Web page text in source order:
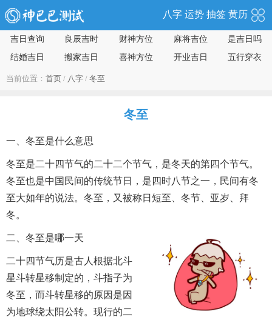
八字 运势 抽签 黄历
吉日查询 良辰吉时 财神方位 麻将吉位
是吉日吗
结婚吉日
搬家吉日 喜神方位 开业吉日 五行穿衣
当前位置： 首页 / 八字 / 冬至
冬至
一、冬至是什么意思
冬至是二十四节气的二十二个节气，是冬天的第四个节气。
冬至也是中国民间的传统节日，是四时八节之一，民间有冬
至大如年的说法。冬至，又被称日短至、冬节、亚岁、拜
冬。
二、冬至是哪一天
二十四节气历是古人根据北斗
星斗转星移制定的，斗指子为
冬至，而斗转星移的原因是因
为地球绕太阳公转。现行的二